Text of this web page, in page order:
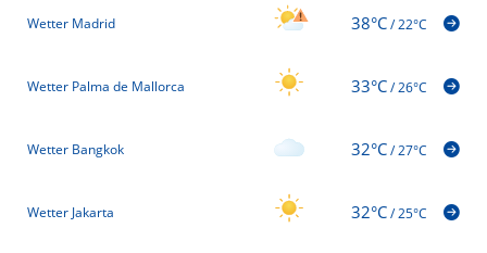
Wetter Madrid 38°C/22°C
Wetter Palma de Mallorca 33°C/26°C
Wetter Bangkok 32°C/27°C
Wetter Jakarta 32°C/25°C